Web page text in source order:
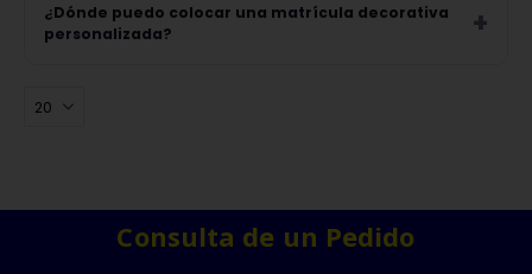
¿Dónde puedo colocar una matrícula decorativa
personalizada?
Consulta de un Pedido